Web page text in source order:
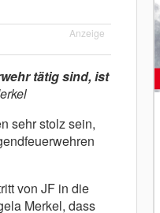
Anzeige
tätig sind, ist
sehr stolz sein,
von JF in die
Merkel, dass